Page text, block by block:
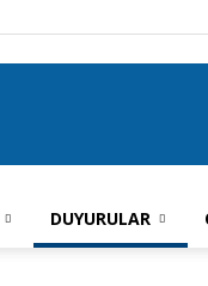
DUYURULAR